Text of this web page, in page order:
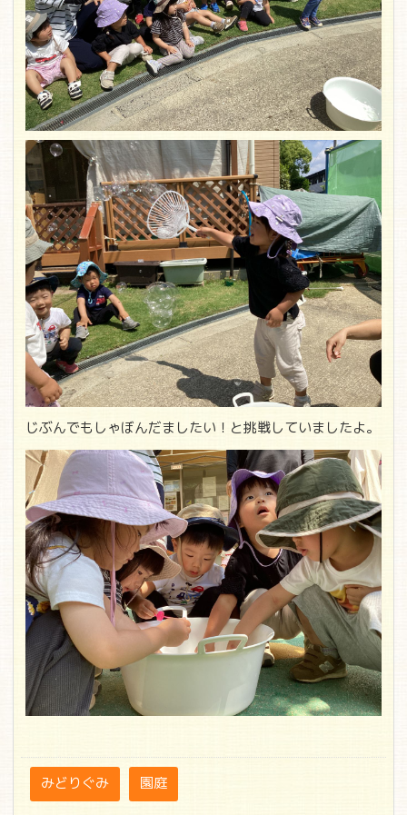
じぶんでもしゃぼんだましたい！と挑戦していましたよ。
みどりぐみ 園庭